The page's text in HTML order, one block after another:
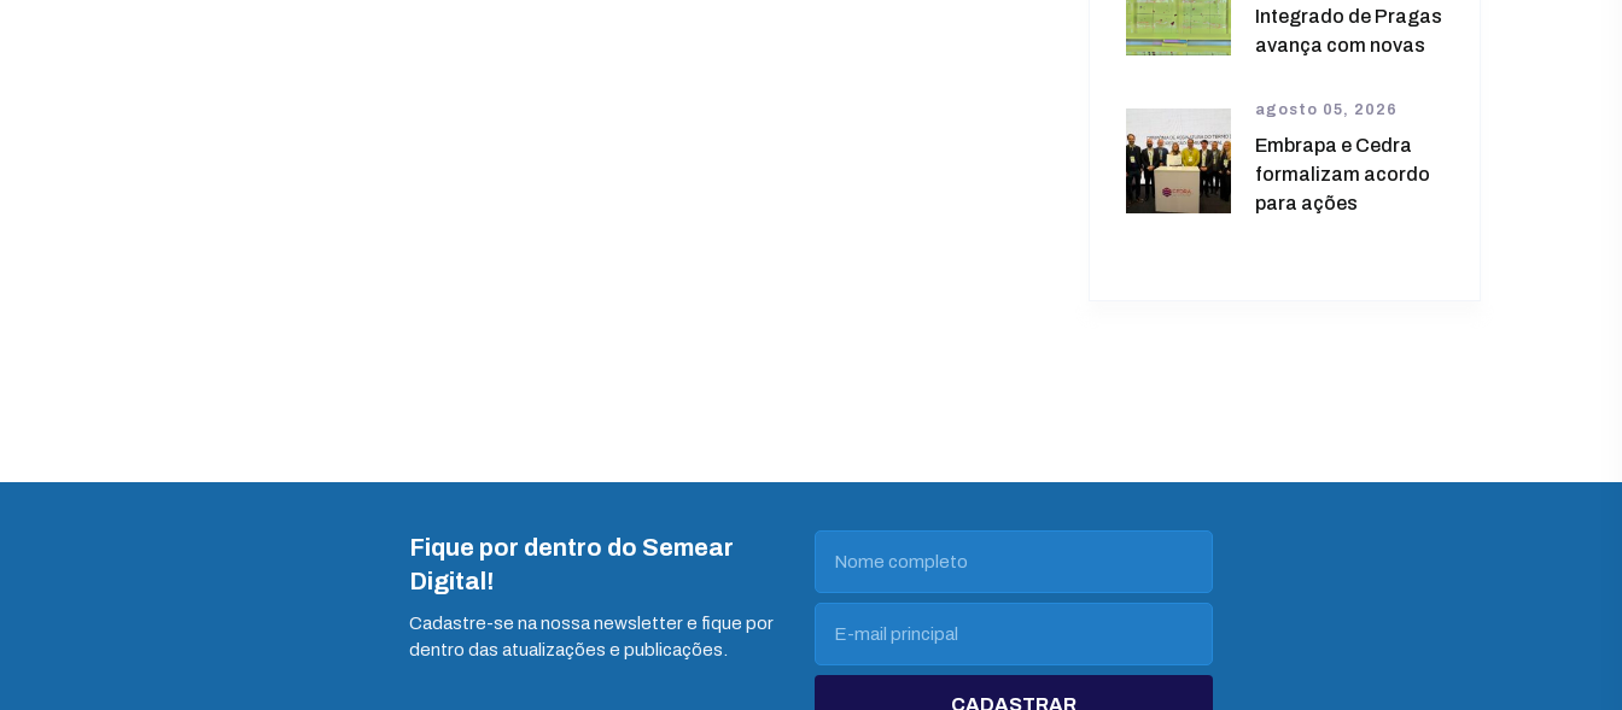
Integrado de Pragas
avança com novas
agosto 05, 2026
Embrapa e Cedra
formalizam acordo
para ações
Fique por dentro do Semear
Digital!
Cadastre-se na nossa newsletter e fique por
dentro das atualizações e publicações.
CADASTRAR